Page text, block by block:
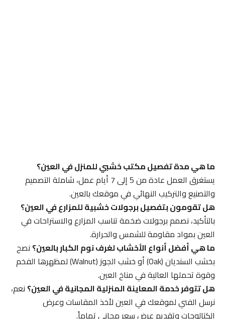
ما هي مدة تفصيل مكتب خشبي للمنزل في العين؟
يستغرق العمل عادة من 5 إلى 7 أيام عمل، شاملة التصميم
والتصنيع والتركيب النهائي في موقعك بالعين.
هل تقومون بتفصيل برجولات خشبية للمزارع في العين؟
بالتأكيد، نصمم برجولات ضخمة تناسب المزارع والاستراحات في
العين بمواد مقاومة للشمس والحرارة.
ما هي أفضل أنواع الأخشاب لغرف نوم الكبار بالعين؟نصح
بخشب السنديان (Oak) أو خشب الجوز (Walnut) لمظهرها الفخم
وقوة تحملها العالية في مناخ العين.
هل تتوفر خدمة المعاينة المنزلية المجانية في العين؟نعم،
نرسل الفني لموقعك في العين لأخذ المقاسات وعرض
الكتالوجات وتقديم عرض سعر مجاني تماماً.